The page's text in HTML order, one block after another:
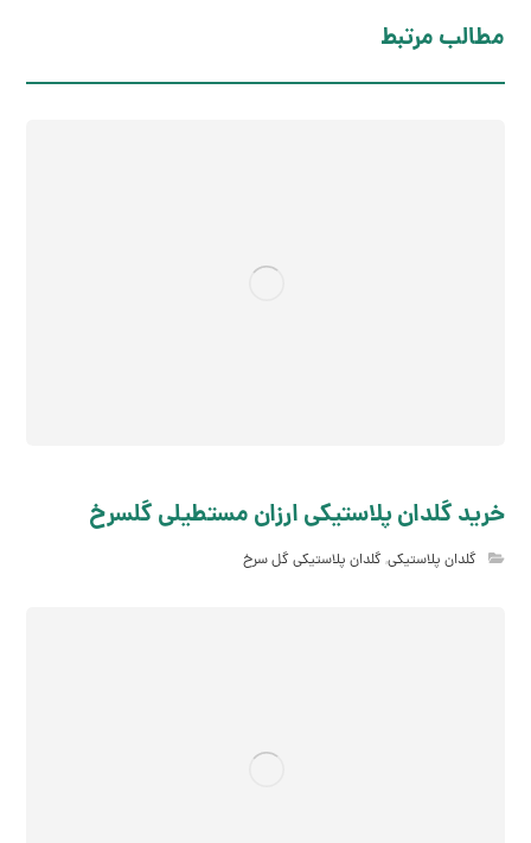
مطالب مرتبط
خرید گلدان پلاستیکی ارزان مستطیلی گلسرخ
گلدان پلاستیکی,گلدان پلاستیکی گل سرخ